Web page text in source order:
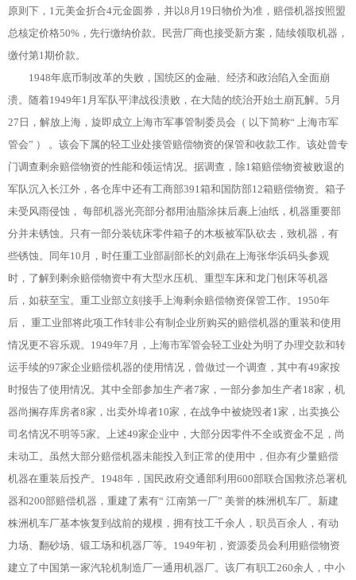
原则下，1元美金折合4元金圆券，并以8月19日物价为准，赔偿机器按照盟
总核定价格50%，先行缴纳价款。民营厂商也接受新方案，陆续领取机器，
缴付第1期价款。
1948年底币制改革的失败，国统区的金融、经济和政治陷入全面崩
溃。随着1949年1月军队平津战役溃败，在大陆的统治开始土崩瓦解。5月
27日，解放上海，旋即成立上海市军事管制委员会（ 以下简称“ 上海市军
管会” ） 。该会下属的轻工业处接管赔偿物资的保管和收款工作。该处曾专
门调查剩余赔偿物资的性能和领运情况。据调查，除1箱赔偿物资被败退的
军队沉入长江外，各仓库中还有工商部391箱和国防部12箱赔偿物资。箱子
未受风雨侵蚀， 每部机器光亮部分都用油脂涂抹后裹上油纸，机器重要部
分并未锈蚀。只有一部分装铳床零件箱子的木板被军队砍去，致机器，有
些锈蚀。同年10月，时任重工业部副部长的刘鼎在上海张华浜码头参观
时，了解到剩余赔偿物资中有大型水压机、重型车床和龙门刨床等机器
后，如获至宝。重工业部立刻接手上海剩余赔偿物资保管工作。1950年
后， 重工业部将此项工作转非公有制企业所购买的赔偿机器的重装和使用
情况更不容乐观。1949年7月，上海市军管会轻工业处为明了办理交款和转
运手续的97家企业赔偿机器的使用情况，曾做过一个调查，其中有49家按
时报告了使用情况。其中全部参加生产者7家，一部分参加生产者18家，机
器尚搁存库房者8家，出卖外埠者10家，在战争中被烧毁者1家，出卖换公
司名情况不明等5家。上述49家企业中，大部分因零件不全或资金不足，尚
未动工。虽然大部分赔偿机器未能投入到正常的使用中，但亦有少量赔偿
机器在重装后投产。1948年，国民政府交通部利用600部联合国救济总署机
器和200部赔偿机器，重建了素有“ 江南第一厂” 美誉的株洲机车厂。新建
株洲机车厂基本恢复到战前的规模，拥有技工千余人，职员百余人，有动
力场、翻砂场、锻工场和机器厂等。1949年初，资源委员会利用赔偿物资
建立了中国第一家汽轮机制造厂一通用机器厂。该厂有职工260余人，中小